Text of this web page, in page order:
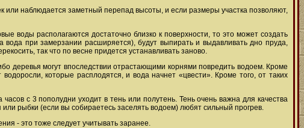
или наблюдается заметный перепад высоты, и если размеры участка позволяют,
воды располагаются достаточно близко к поверхности, то это может создать
при замерзании расширяется), будут выпирать и выдавливать дно пруда,
так что по весне придется устанавливать заново.
деревья могут впоследствии отрастающими корнями повредить водоем. Кроме
которые расплодятся, и вода начнет «цвести». Кроме того, от таких
с 3 пополудни уходит в тень или полутень. Тень очень важна для качества
рыбки (если вы собираетесь заселять водоем) любят сильный прогрев.
- это тоже следует учитывать заранее.